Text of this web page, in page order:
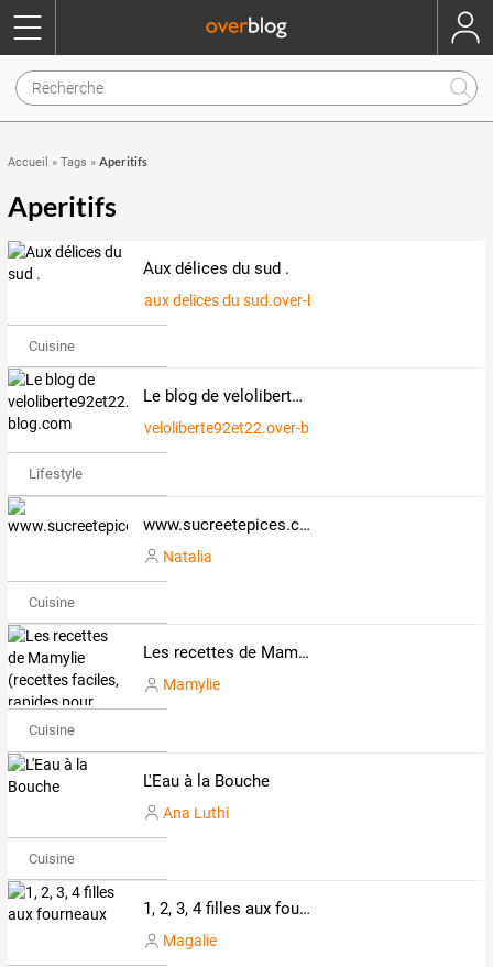
Accueil » Tags » Aperitifs
Aperitifs
Aux délices du sud .
aux delices du sud.over-blog.fr
Cuisine
Le blog de veloliberte92et22.over-blog.com
veloliberte92et22.over-blog.com
Lifestyle
www.sucreetepices.com
Natalia
Cuisine
Les recettes de Mamylie (recettes faciles, rapides pour tous les jours)
Mamylie
Cuisine
L'Eau à la Bouche
Ana Luthi
Cuisine
1, 2, 3, 4 filles aux fourneaux
Magalie